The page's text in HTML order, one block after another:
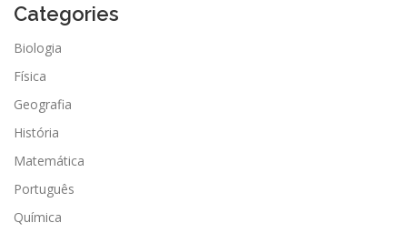
Categories
Biologia
Física
Geografia
História
Matemática
Português
Química